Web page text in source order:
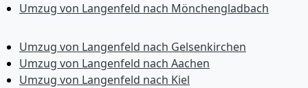
Umzug von Langenfeld nach Mönchen­gladbach
Umzug von Langenfeld nach Gelsenkirchen
Umzug von Langenfeld nach Aachen
Umzug von Langenfeld nach Kiel